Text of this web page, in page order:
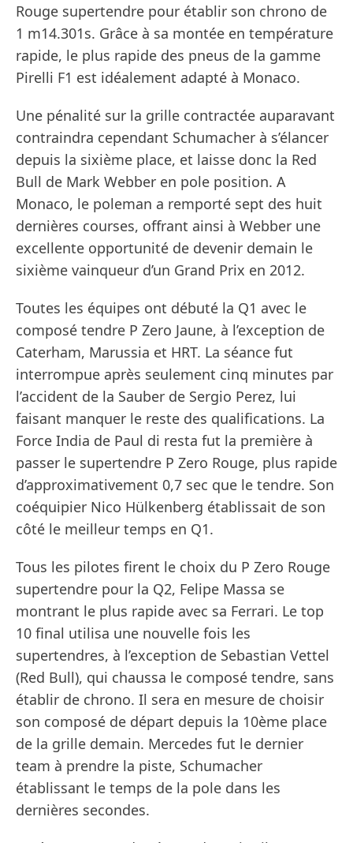
Rouge supertendre pour établir son chrono de
1 m14.301s. Grâce à sa montée en température
rapide, le plus rapide des pneus de la gamme
Pirelli F1 est idéalement adapté à Monaco.
Une pénalité sur la grille contractée auparavant
contraindra cependant Schumacher à s’élancer
depuis la sixième place, et laisse donc la Red
Bull de Mark Webber en pole position. A
Monaco, le poleman a remporté sept des huit
dernières courses, offrant ainsi à Webber une
excellente opportunité de devenir demain le
sixième vainqueur d’un Grand Prix en 2012.
Toutes les équipes ont débuté la Q1 avec le
composé tendre P Zero Jaune, à l’exception de
Caterham, Marussia et HRT. La séance fut
interrompue après seulement cinq minutes par
l’accident de la Sauber de Sergio Perez, lui
faisant manquer le reste des qualifications. La
Force India de Paul di resta fut la première à
passer le supertendre P Zero Rouge, plus rapide
d’approximativement 0,7 sec que le tendre. Son
coéquipier Nico Hülkenberg établissait de son
côté le meilleur temps en Q1.
Tous les pilotes firent le choix du P Zero Rouge
supertendre pour la Q2, Felipe Massa se
montrant le plus rapide avec sa Ferrari. Le top
10 final utilisa une nouvelle fois les
supertendres, à l’exception de Sebastian Vettel
(Red Bull), qui chaussa le composé tendre, sans
établir de chrono. Il sera en mesure de choisir
son composé de départ depuis la 10ème place
de la grille demain. Mercedes fut le dernier
team à prendre la piste, Schumacher
établissant le temps de la pole dans les
dernières secondes.